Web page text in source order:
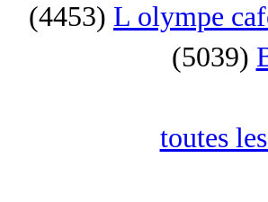
(4453) L olympe
(5039)
toutes